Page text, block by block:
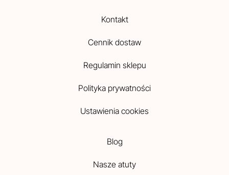
Kontakt
Cennik dostaw
Regulamin sklepu
Polityka prywatności
Ustawienia cookies
Blog
Nasze atuty